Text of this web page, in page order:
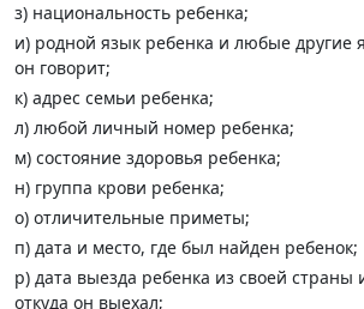
з) национальность ребенка;
и) родной язык ребенка и любые другие
он говорит;
к) адрес семьи ребенка;
л) любой личный номер ребенка;
м) состояние здоровья ребенка;
н) группа крови ребенка;
о) отличительные приметы;
п) дата и место, где был найден ребенок;
р) дата выезда ребенка из своей страны
откуда он выехал;